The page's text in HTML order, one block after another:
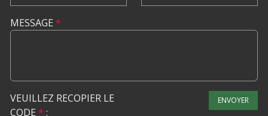
MESSAGE *
VEUILLEZ RECOPIER LE
CODE * :
ENVOYER